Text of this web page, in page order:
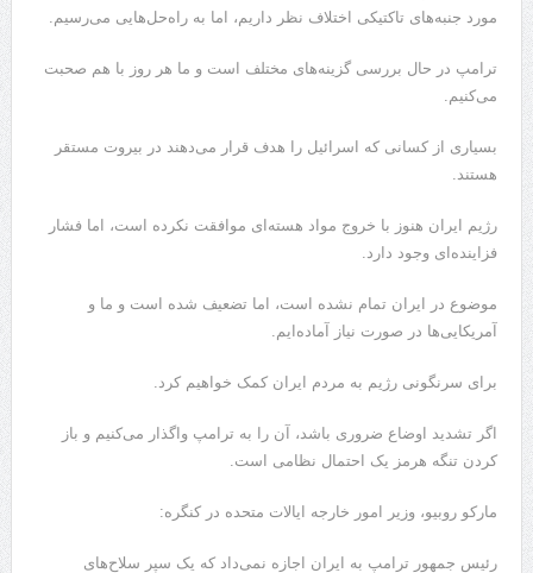
مورد جنبه‌های تاکتیکی اختلاف نظر داریم، اما به راه‌حل‌هایی می‌رسیم.
ترامپ در حال بررسی گزینه‌های مختلف است و ما هر روز با هم صحبت
می‌کنیم.
بسیاری از کسانی که اسرائیل را هدف قرار می‌دهند در بیروت مستقر
هستند.
رژیم ایران هنوز با خروج مواد هسته‌ای موافقت نکرده است، اما فشار
فزاینده‌ای وجود دارد.
موضوع در ایران تمام نشده است، اما تضعیف شده است و ما و
آمریکایی‌ها در صورت نیاز آماده‌ایم.
برای سرنگونی رژیم به مردم ایران کمک خواهیم کرد.
اگر تشدید اوضاع ضروری باشد، آن را به ترامپ واگذار می‌کنیم و باز
کردن تنگه هرمز یک احتمال نظامی است.
مارکو روبیو، وزیر امور خارجه ایالات متحده در کنگره:
رئیس جمهور ترامپ به ایران اجازه نمی‌داد که یک سپر سلاح‌های